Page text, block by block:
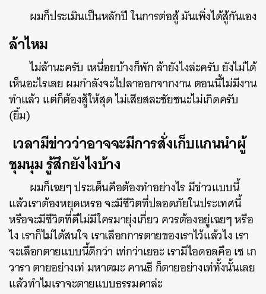
ผมก็ประเมินเป็นหลักปี ในการต่อสู้ มันเพิ่งได้สู้กันเอง
ล้าไหม
ไม่ล้านะครับ เหนื่อยบ้างก็พัก ล้ายังไงล่ะครับ ยังไม่ได้
เห็นอะไรเลย ผมกำลังจะไปลาออกจากงาน ตอนนี้ไม่มีงาน
ทำแล้ว แต่ก็ต้องสู้ให้สุด ไม่เสียสละชัยชนะไม่เกิดครับ
(ยิ้ม)
เวลามีข่าวว่าอาจจะมีการสั่งเก็บแกนนำผู้
ชุมนุมรู้สึกยังไงบ้าง
ผมก็เฉยๆ ประเด็นคือต้องทำอย่างไร มีข่าวแบบนี้
แล้วเราต้องหยุดเหรอ จะมีชีวิตที่ปลอดภัยในประเทศนี้
หรือจะมีชีวิตที่ดีไม่มีใครมายุ่งเกี่ยว ควรต้องอยู่เฉยๆ หรือ
ไง เราก็ไม่ได้สนใจ เราเลือกการตายของเราไว้แล้วไง เรา
จะเลือกตายแบบนี้ดีกว่า เท่กว่าเยอะ เรามีไอดอลคือ เช เก
วารา ตายอย่างเท่ มหาตมะ คานธี ก็ตายอย่างเท่ทั้งนั้นเลย
แล้วทำไมเราจะตายแบบธรรมดาล่ะ